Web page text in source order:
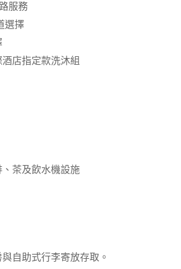
服務
選擇
店指定款洗沐組
茶及飲水機設施
自助式行李寄放存取。